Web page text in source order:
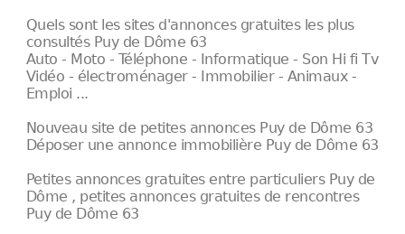
Quels sont les sites d'annonces gratuites les plus
consultés Puy de Dôme 63
Auto - Moto - Téléphone - Informatique - Son Hi fi Tv
Vidéo - électroménager - Immobilier - Animaux -
Emploi ...
Nouveau site de petites annonces Puy de Dôme 63
Déposer une annonce immobilière Puy de Dôme 63
Petites annonces gratuites entre particuliers Puy de
Dôme , petites annonces gratuites de rencontres
Puy de Dôme 63